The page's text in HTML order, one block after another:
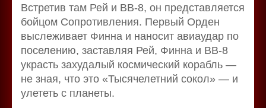
Встретив там Рей и BB-8, он представляется
бойцом Сопротивления. Первый Орден
выслеживает Финна и наносит авиаудар по
поселению, заставляя Рей, Финна и BB-8
украсть захудалый космический корабль —
не зная, что это «Тысячелетний сокол» — и
улететь с планеты.